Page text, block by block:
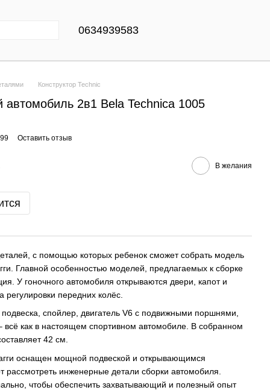
0634939583
Конструктор Technic
автомобиль 2в1 Bela Technica 1005
Оставить отзыв
В желания
с помощью которых ребенок сможет собрать модель
Главной особенностью моделей, предлагаемых к сборке
У гоночного автомобиля открываются двери, капот и
регулировки передних колёс.
спойлер, двигатель V6 с подвижными поршнями,
как в настоящем спортивном автомобиле. В собранном
42 см.
оснащен мощной подвеской и открывающимся
рассмотреть инженерные детали сборки автомобиля.
чтобы обеспечить захватывающий и полезный опыт